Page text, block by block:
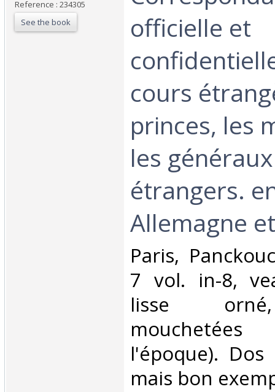
Reference : 234305
See the book
officielle et
cours
princes, les
les
étrangers.
Allemagne
‎Paris,
7 vol. in-8,
lisse
l'époque).
mais bon